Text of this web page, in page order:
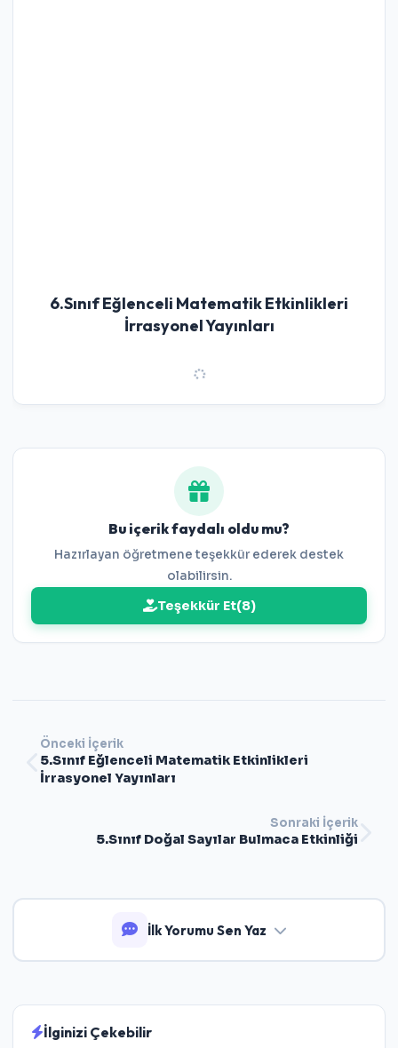
6.Sınıf Eğlenceli Matematik Etkinlikleri
İrrasyonel Yayınları
Bu içerik faydalı oldu mu?
Hazırlayan öğretmene teşekkür ederek destek
olabilirsin.
Teşekkür Et(8)
Önceki İçerik
5.Sınıf Eğlenceli Matematik Etkinlikleri
İrrasyonel Yayınları
Sonraki İçerik
5.Sınıf Doğal Sayılar Bulmaca Etkinliği
İlk Yorumu Sen Yaz
İlginizi Çekebilir